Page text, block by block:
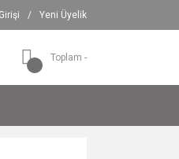
/ Yeni Üyelik
Toplam -